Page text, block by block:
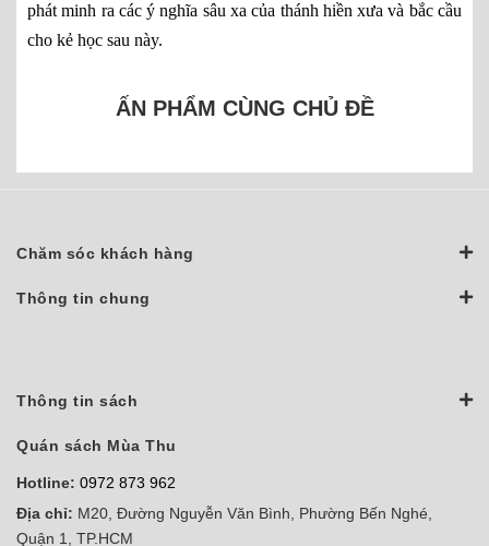
phát minh ra các ý nghĩa sâu xa của thánh hiền xưa và bắc cầu
cho kẻ học sau này.
ẤN PHẨM CÙNG CHỦ ĐỀ
Chăm sóc khách hàng
Thông tin chung
Thông tin sách
Quán sách Mùa Thu
Hotline: 0972 873 962
Địa chỉ: M20, Đường Nguyễn Văn Bình, Phường Bến Nghé,
Quận 1, TP.HCM